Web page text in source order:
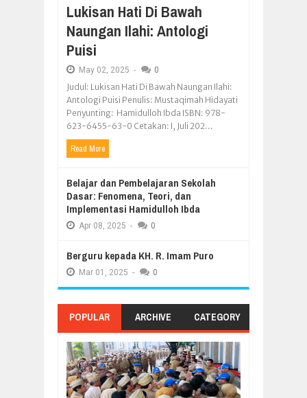
Lukisan Hati Di Bawah
Naungan Ilahi: Antologi
Puisi
May 02, 2025 - 0
Judul: Lukisan Hati Di Bawah Naungan Ilahi:
Antologi Puisi Penulis: Mustaqimah Hidayati
Penyunting: Hamidulloh Ibda ISBN: 978-
623-6455-63-0 Cetakan: I, Juli 202...
Read More
Belajar dan Pembelajaran Sekolah
Dasar: Fenomena, Teori, dan
Implementasi Hamidulloh Ibda
Apr 08, 2025 - 0
Berguru kepada KH. R. Imam Puro
Mar 01, 2025 - 0
POPULAR ARCHIVE CATEGORY